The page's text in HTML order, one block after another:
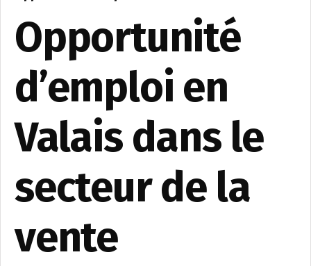
Opportunité
d’emploi en
Valais dans le
secteur de la
vente